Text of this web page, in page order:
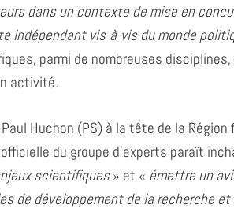
dans un contexte de mise en
indépendant vis-à-vis du monde
parmi de nombreuses
activité.
Huchon (PS) à la tête de la Région
du groupe d’experts paraît
scientifiques» et « émettre un
de développement de la recherche et